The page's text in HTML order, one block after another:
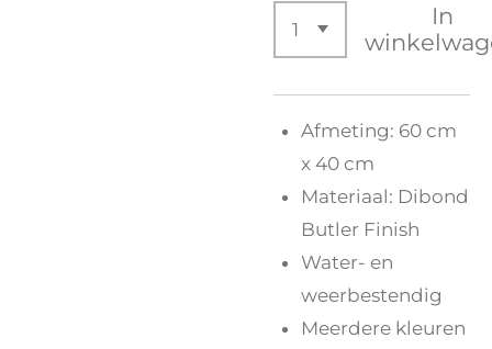
In
Afmeting: 60 cm
x 40 cm
Materiaal: Dibond
Butler Finish
Water- en
weerbestendig
Meerdere kleuren